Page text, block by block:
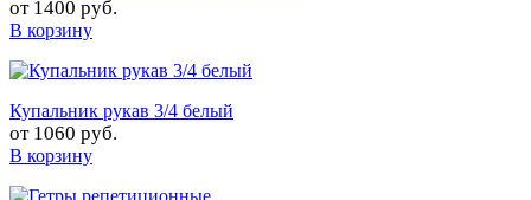
от 1400 руб.
В корзину
Купальник рукав 3/4 белый
от 1060 руб.
В корзину